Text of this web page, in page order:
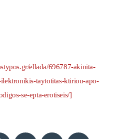
ellada/696787-akinita-
taytotitas-ktiriou-apo-
se-epta-erotiseis/]